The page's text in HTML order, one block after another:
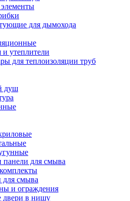
для дымохода
и утеплители
для теплоизоляции труб
душ
панели для смыва
смыва
и ограждения
двери в нишу